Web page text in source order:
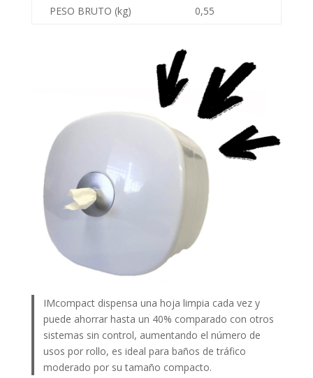
PESO BRUTO (kg)
0,55
IMcompact dispensa una hoja limpia cada vez y
puede ahorrar hasta un 40% comparado con otros
sistemas sin control, aumentando el número de
usos por rollo, es ideal para baños de tráfico
moderado por su tamaño compacto.